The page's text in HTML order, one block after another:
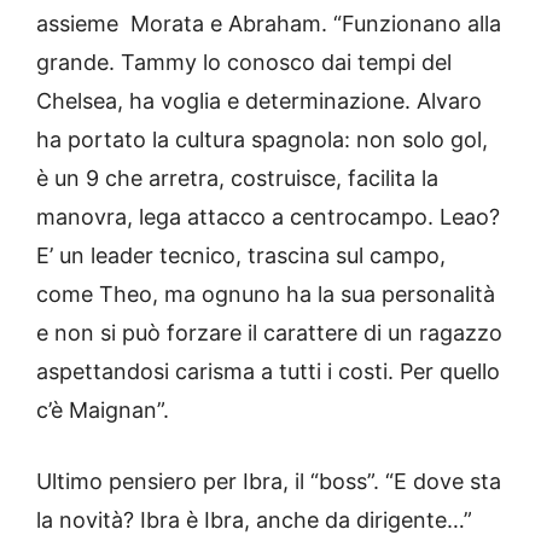
assieme Morata e Abraham. “Funzionano alla
grande. Tammy lo conosco dai tempi del
Chelsea, ha voglia e determinazione. Alvaro
ha portato la cultura spagnola: non solo gol,
è un 9 che arretra, costruisce, facilita la
manovra, lega attacco a centrocampo. Leao?
E’ un leader tecnico, trascina sul campo,
come Theo, ma ognuno ha la sua personalità
e non si può forzare il carattere di un ragazzo
aspettandosi carisma a tutti i costi. Per quello
c’è Maignan”.
Ultimo pensiero per Ibra, il “boss”. “E dove sta
la novità? Ibra è Ibra, anche da dirigente…”